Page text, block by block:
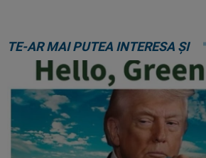
TE-AR MAI PUTEA INTERESA ȘI